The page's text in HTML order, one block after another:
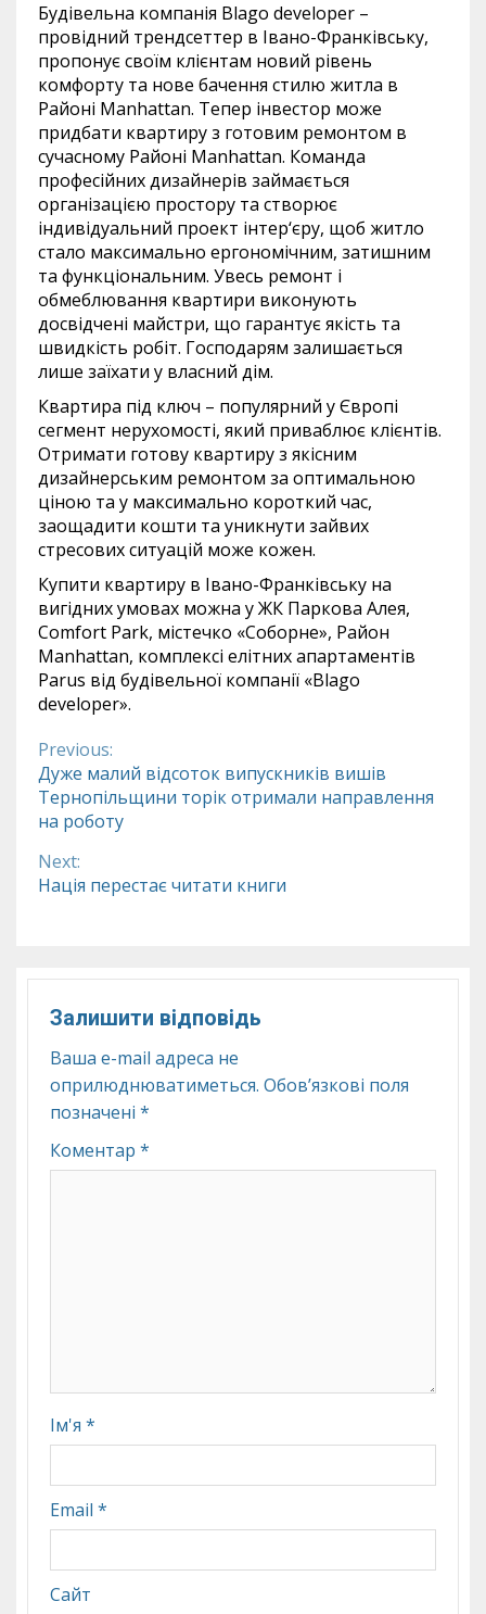
Будівельна компанія Blago developer –
провідний трендсеттер в Івано-Франківську,
пропонує своїм клієнтам новий рівень
комфорту та нове бачення стилю житла в
Районі Manhattan. Тепер інвестор може
придбати квартиру з готовим ремонтом в
сучасному Районі Manhattan. Команда
професійних дизайнерів займається
організацією простору та створює
індивідуальний проект інтер‘єру, щоб житло
стало максимально ергономічним, затишним
та функціональним. Увесь ремонт і
обмеблювання квартири виконують
досвідчені майстри, що гарантує якість та
швидкість робіт. Господарям залишається
лише заїхати у власний дім.
Квартира під ключ – популярний у Європі
сегмент нерухомості, який приваблює клієнтів.
Отримати готову квартиру з якісним
дизайнерським ремонтом за оптимальною
ціною та у максимально короткий час,
заощадити кошти та уникнути зайвих
стресових ситуацій може кожен.
Купити квартиру в Івано-Франківську на
вигідних умовах можна у ЖК Паркова Алея,
Comfort Park, містечко «Соборне», Район
Manhattan, комплексі елітних апартаментів
Parus від будівельної компанії «Blago
developer».
Continue
Reading
Previous:
Дуже малий відсоток випускників вишів
Тернопільщини торік отримали направлення
на роботу
Next:
Нація перестає читати книги
Залишити відповідь
Ваша e-mail адреса не
оприлюднюватиметься. Обов’язкові поля
позначені *
Коментар *
Ім'я *
Email *
Сайт